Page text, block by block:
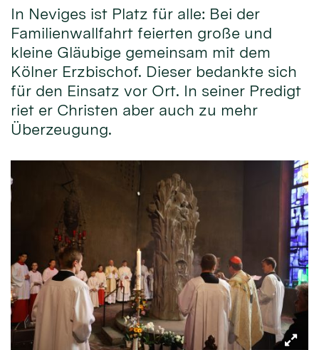
In Neviges ist Platz für alle: Bei der
Familienwallfahrt feierten große und
kleine Gläubige gemeinsam mit dem
Kölner Erzbischof. Dieser bedankte sich
für den Einsatz vor Ort. In seiner Predigt
riet er Christen aber auch zu mehr
Überzeugung.